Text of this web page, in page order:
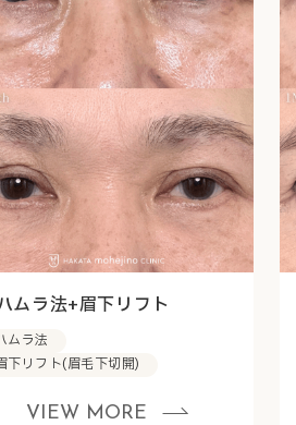
ムラ法+眉下リフト
ムラ法
下リフト(眉毛下切開)
VIEW MORE